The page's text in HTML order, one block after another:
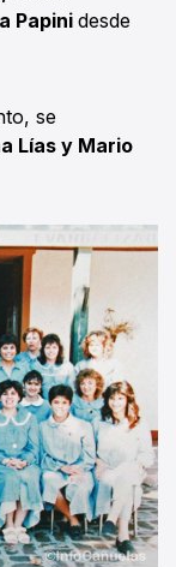
Papinidesde
se
Lías y Mario